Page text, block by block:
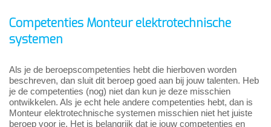
Competenties Monteur elektrotechnische
systemen
Als je de beroepscompetenties hebt die hierboven worden
beschreven, dan sluit dit beroep goed aan bij jouw talenten. Heb
je de competenties (nog) niet dan kun je deze misschien
ontwikkelen. Als je echt hele andere competenties hebt, dan is
Monteur elektrotechnische systemen misschien niet het juiste
beroep voor je. Het is belangrijk dat je jouw competenties en